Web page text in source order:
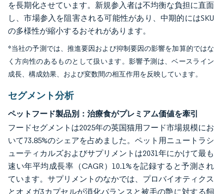
を長期化させています。新規参入者は不均衡な負担に直面
し、市場参入を阻害される可能性があり、中期的にはSKU
の多様性が縮小するおそれがあります。
*当社の予測では、推進要因および抑制要因の影響を加算的ではな
く方向性のあるものとして扱います。影響予測は、ベースライン
成長、構成効果、および変数間の相互作用を反映しています。
セグメント分析
ペットフード製品別：治療食がプレミアム価値を牽引
フードセグメントは2025年の英国猫用フード市場規模にお
いて73.85%のシェアを占めました。ペット用ニュートラシ
ューティカルズおよびサプリメントは2031年にかけて最も
速い年平均成長率（CAGR）10.1%を記録すると予測され
ています。サプリメントのなかでは、プロバイオティクス
とオメガ3カプセルが消化バランスと被毛の艶に対する飼